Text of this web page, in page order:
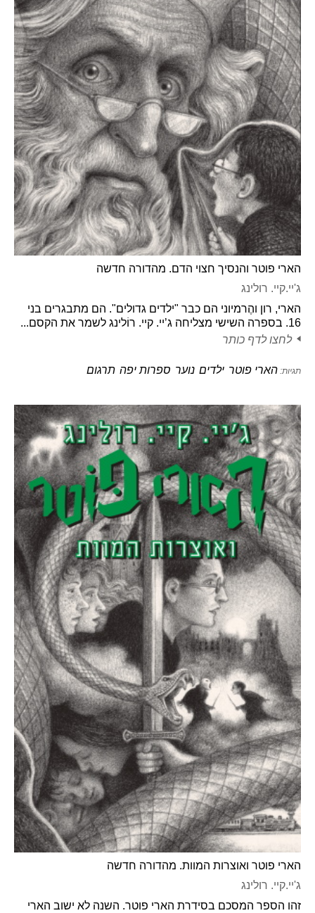
הארי פוטר והנסיך חצוי הדם. מהדורה חדשה
ג'יי.קיי. רולינג
הארי, רון והֶרמיוני הם כבר "ילדים גדולים". הם מתבגרים בני
16. בספרה השישי מצליחה ג’יי. קיי. רוֹלינג לשמר את הקסם...
לחצו לדף כותר
תגיות: הארי פוטר ילדים נוער ספרות יפה תרגום
הארי פוטר ואוצרות המוות. מהדורה חדשה
ג'יי.קיי. רולינג
זהו הספר המסכם בסידרת הארי פוטר. השנה לא ישוב הארי